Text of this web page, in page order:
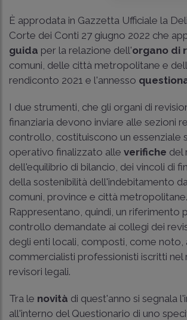
È approdata in Gazzetta Ufficiale la
Corte dei Conti 27 giugno 2022 che
guida per la relazione dell'organo di
comuni, delle città metropolitane e
rendiconto 2021 e l'annesso
I due strumenti, che gli organi di
finanziaria devono inviare alle sezioni
controllo, costituiscono un essenziale
operativo finalizzato alle verifiche del
dell'equilibrio di bilancio, dei vincoli di
della sostenibilità dell'indebitamento
comuni, province e città metropolitane.
Rappresentano, quindi, un riferimento
controllo demandate ai collegi dei
degli enti locali, composti, come noto,
commercialisti professionisti iscritti nel
revisori legali.
Tra le novità di quest'anno si segnala
all'interno del Questionario di uno